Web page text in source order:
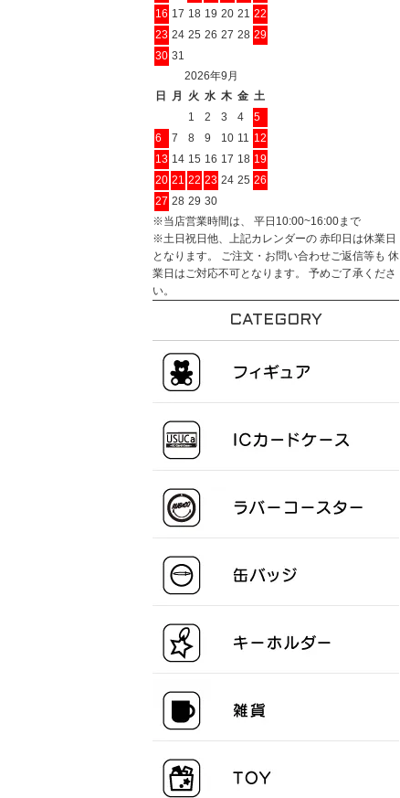
16 17 18 19 20 21 22
23 24 25 26 27 28 29
30 31
2026年9月
日
月 火 水 木 金 土
1
2 3 4
5
6
7 8 9 10 11 12
13 14 15 16 17 18 19
20 21 22 23 24 25 26
27 28 29 30
※当店営業時間は、 平日10:00~16:00まで
※土日祝日他、上記カレンダーの 赤印日は休業日
となります。 ご注文・お問い合わせご返信等も 休
業日はご対応不可となります。 予めご了承くださ
い。
CATEGORY